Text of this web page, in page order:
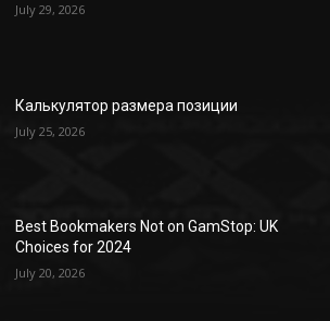
July 29, 2026
Калькулятор размера позиции
July 25, 2026
Best Bookmakers Not on GamStop: UK
Choices for 2024
July 20, 2026